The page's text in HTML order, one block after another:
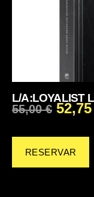
L/A:LOYALIST
55,00€ 52,75
RESERVAR